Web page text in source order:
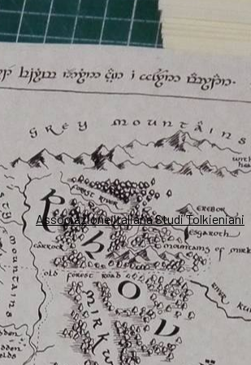
Associazione Italiana Studi Tolkieniani